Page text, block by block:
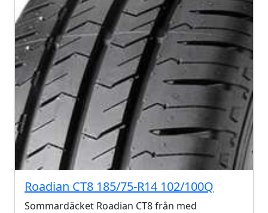
Roadian CT8 185/75-R14 102/100Q
Sommardäcket Roadian CT8 från med